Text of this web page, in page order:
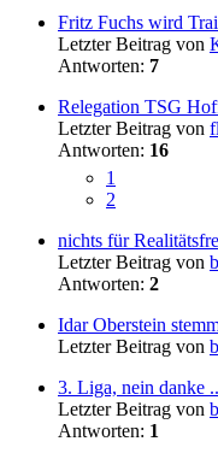
Fritz Fuchs wird
Letzter Beitrag von
Antworten: 7
Relegation TSG
Letzter Beitrag von
Antworten: 16
1
2
nichts für
Letzter Beitrag von
Antworten: 2
Idar Oberstein
Letzter Beitrag von
3. Liga, nein danke
Letzter Beitrag von
Antworten: 1